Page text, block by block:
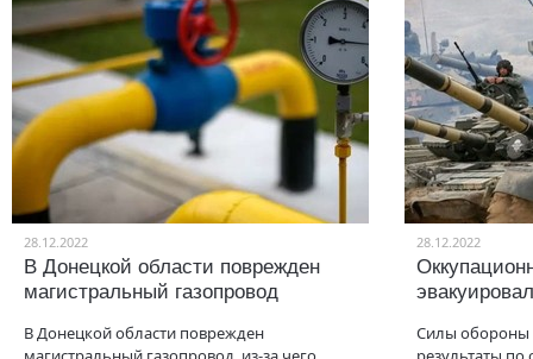
28.12.2022
В Донецкой области поврежден
магистральный газопровод
В Донецкой области поврежден
28.12.2022
Силы